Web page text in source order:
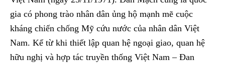
gia có phong trào nhân dân ủng hộ mạnh mẽ cuộc
kháng chiến chống Mỹ cứu nước của nhân dân Việt
Nam. Kể từ khi thiết lập quan hệ ngoại giao, quan hệ
hữu nghị và hợp tác truyền thống Việt Nam – Đan